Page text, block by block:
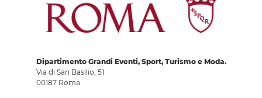
Dipartimento Grandi Eventi, Sport, Turismo e Moda.
Via di San Basilio, 51
00187 Roma